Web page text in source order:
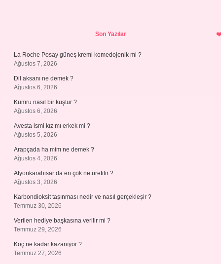
Son Yazılar
La Roche Posay güneş kremi komedojenik mi ?
Ağustos 7, 2026
Dil aksanı ne demek ?
Ağustos 6, 2026
Kumru nasıl bir kuştur ?
Ağustos 6, 2026
Avesta ismi kız mı erkek mi ?
Ağustos 5, 2026
Arapçada ha mim ne demek ?
Ağustos 4, 2026
Afyonkarahisar’da en çok ne üretilir ?
Ağustos 3, 2026
Karbondioksit taşınması nedir ve nasıl gerçekleşir ?
Temmuz 30, 2026
Verilen hediye başkasına verilir mi ?
Temmuz 29, 2026
Koç ne kadar kazanıyor ?
Temmuz 27, 2026